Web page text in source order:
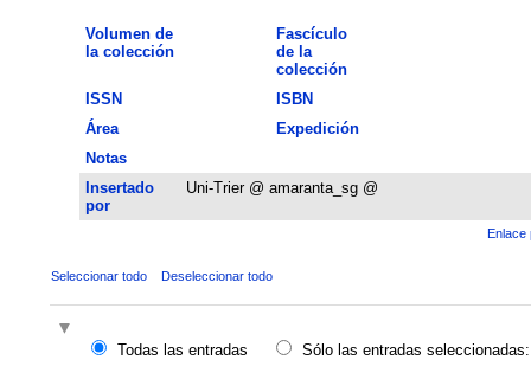
Volumen de
la colección
Fascículo
de la
colección
ISSN
ISBN
Área
Expedición
Notas
Insertado
por
Uni-Trier @ amaranta_sg @
Enlace
Seleccionar todo Deseleccionar todo
Todas las entradas
Sólo las entradas seleccionadas: